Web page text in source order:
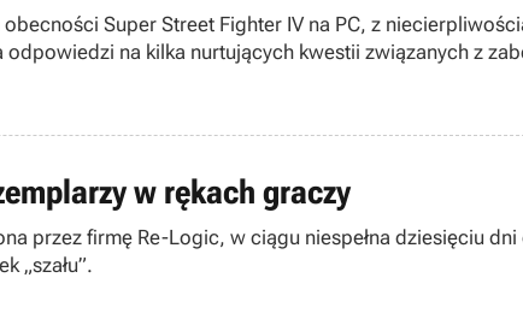
Super Street Fighter IV na PC, z
odpowiedzi na kilka nurtujących kwestii związanych z
w rękach graczy
przez firmę Re-Logic, w ciągu niespełna dziesięciu
„szału”.